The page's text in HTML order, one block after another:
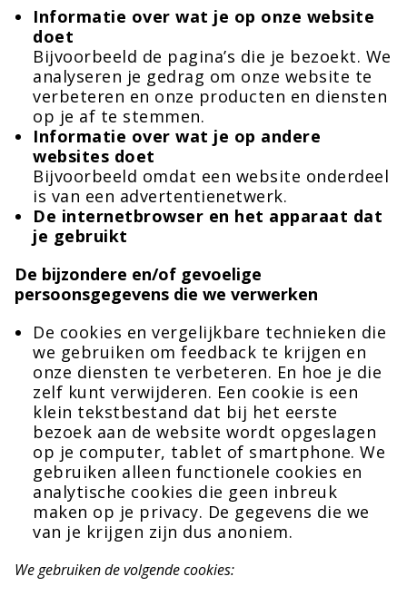
Informatie over wat je op onze website
doet
Bijvoorbeeld de pagina’s die je bezoekt. We
analyseren je gedrag om onze website te
verbeteren en onze producten en diensten
op je af te stemmen.
Informatie over wat je op andere
websites doet
Bijvoorbeeld omdat een website onderdeel
is van een advertentienetwerk.
De internetbrowser en het apparaat dat
je gebruikt
De bijzondere en/of gevoelige
persoonsgegevens die we verwerken
De cookies en vergelijkbare technieken die
we gebruiken om feedback te krijgen en
onze diensten te verbeteren. En hoe je die
zelf kunt verwijderen. Een cookie is een
klein tekstbestand dat bij het eerste
bezoek aan de website wordt opgeslagen
op je computer, tablet of smartphone. We
gebruiken alleen functionele cookies en
analytische cookies die geen inbreuk
maken op je privacy. De gegevens die we
van je krijgen zijn dus anoniem.
We gebruiken de volgende cookies: